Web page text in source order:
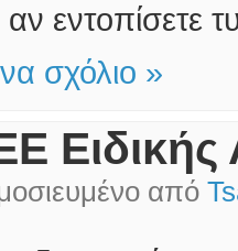
αν
σχόλιο »
από